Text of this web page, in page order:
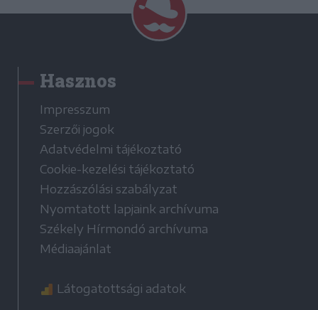
Hasznos
Impresszum
Szerzői jogok
Adatvédelmi tájékoztató
Cookie-kezelési tájékoztató
Hozzászólási szabályzat
Nyomtatott lapjaink archívuma
Székely Hírmondó archívuma
Médiaajánlat
Látogatottsági adatok